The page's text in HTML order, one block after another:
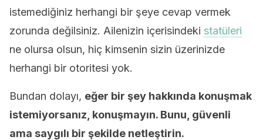
istemediğiniz herhangi bir şeye cevap vermek
zorunda değilsiniz. Ailenizin içerisindeki statüleri
ne olursa olsun, hiç kimsenin sizin üzerinizde
herhangi bir otoritesi yok.
Bundan dolayı, eğer bir şey hakkında konuşmak
istemiyorsanız, konuşmayın. Bunu, güvenli
ama saygılı bir şekilde netleştirin.